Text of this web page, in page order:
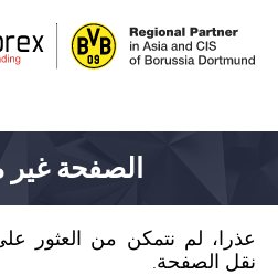
الصفحة
عذرا، لم نتمكن من العثور
نقل الصفحة.